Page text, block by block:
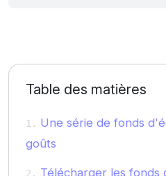
Table des matières
Une série de fonds
goûts
Télécharger les fonds